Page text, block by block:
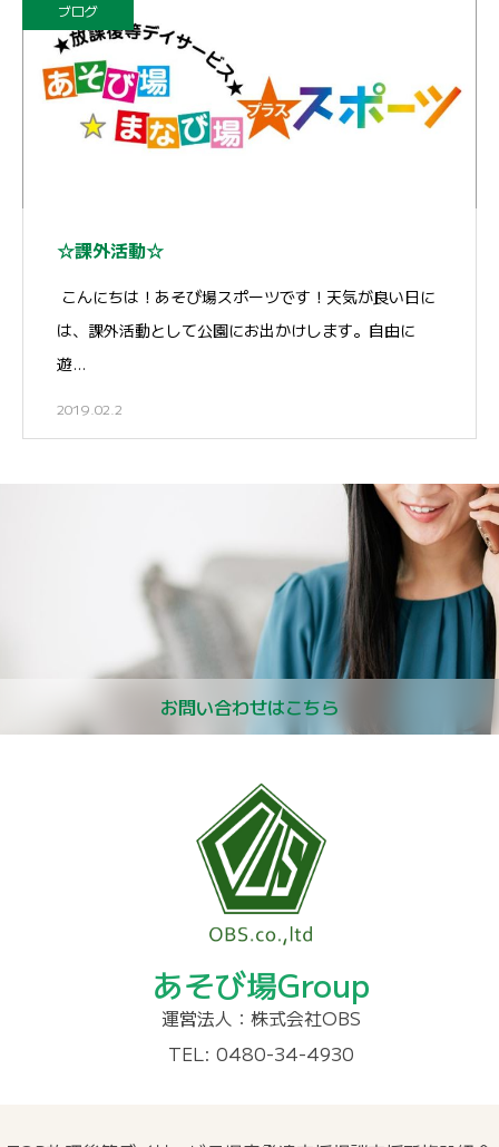
ブログ
☆課外活動☆
こんにちは！あそび場スポーツです！天気が良い日に
は、課外活動として公園にお出かけします。自由に
遊…
2019.02.2
お問い合わせはこちら
あそび場Group
運営法人：株式会社OBS
TEL: 0480-34-4930